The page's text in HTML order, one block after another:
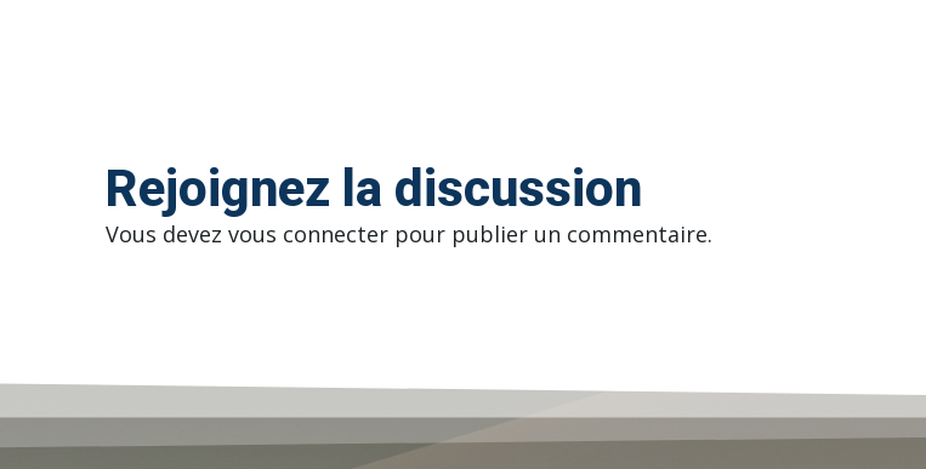
Rejoignez la discussion
Vous devez vous connecter pour publier un commentaire.